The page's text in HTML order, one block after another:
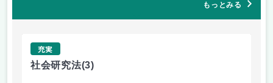
もっとみる
充実
社会研究法(3)